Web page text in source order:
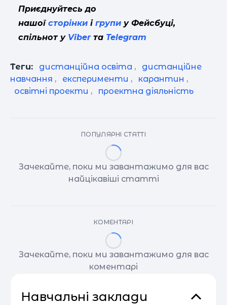
Приєднуйтесь до
нашої сторінки і групи у Фейсбуці,
спільнот у Viberта Telegram
Теги: дистанційна освіта ,
дистанційне
навчання , експерименти , карантин ,
освітні проекти , проектна діяльність
ПОПУЛЯРНІ СТАТТІ
Зачекайте, поки ми завантажимо для вас
найцікавіші статті
КОМЕНТАРІ
Зачекайте, поки ми завантажимо для вас
коментарі
Навчальні заклади